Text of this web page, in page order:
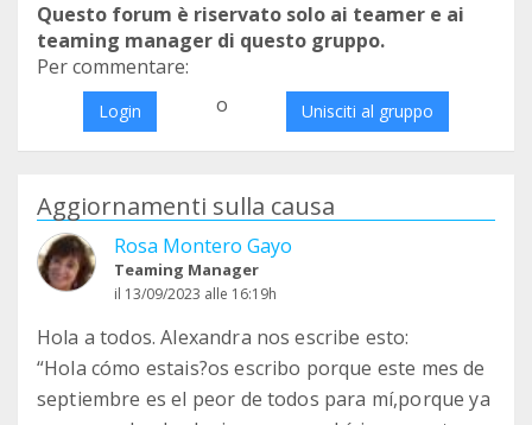
Questo forum è riservato solo ai teamer e ai
teaming manager di questo gruppo.
Per commentare:
Login o Unisciti al gruppo
Aggiornamenti sulla causa
Rosa Montero Gayo
Teaming Manager
il 13/09/2023 alle 16:19h
Hola a todos. Alexandra nos escribe esto:
“Hola cómo estais?os escribo porque este mes de
septiembre es el peor de todos para mí,porque ya